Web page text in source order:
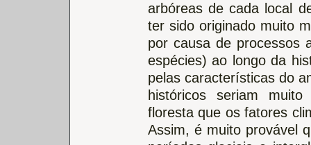
arbóreas de cada local
ter sido originado muito
por causa de processos
espécies) ao longo da
pelas características do
históricos seriam
floresta que os fatores
Assim, é muito provável